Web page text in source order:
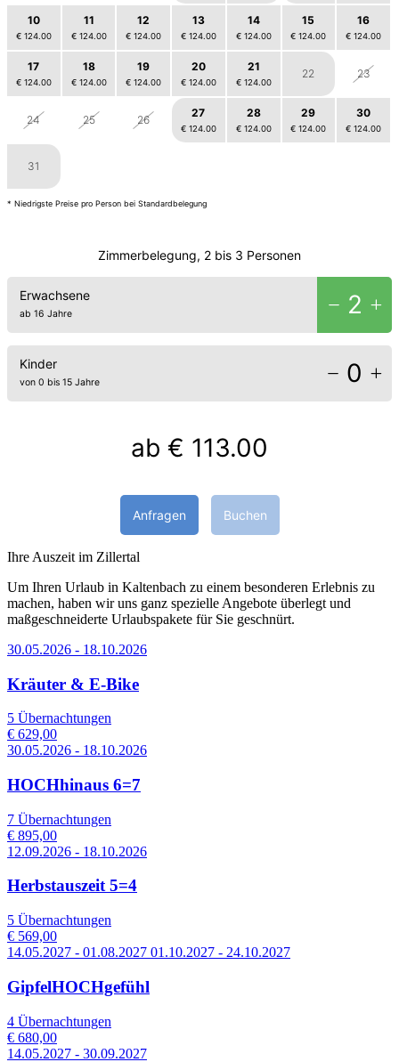
10
€ 124.00
11
€ 124.00
12
€ 124.00
13
€ 124.00
14
€ 124.00
15
€ 124.00
16
€ 124.00
17
€ 124.00
18
€ 124.00
19
€ 124.00
20
€ 124.00
21
€ 124.00
22 23
24 25 26
27
€ 124.00
28
€ 124.00
29
€ 124.00
30
€ 124.00
31
* Niedrigste Preise pro Person bei Standardbelegung
Zimmerbelegung, 2 bis 3 Personen
Erwachsene
ab 16 Jahre 2
Kinder
von 0 bis 15 Jahre 0
ab € 113.00
Anfragen Buchen
Ihre Auszeit im Zillertal
Um Ihren Urlaub in Kaltenbach zu einem besonderen Erlebnis zu
machen, haben wir uns ganz spezielle Angebote überlegt und
maßgeschneiderte Urlaubspakete für Sie geschnürt.
30.05.2026 - 18.10.2026
Kräuter & E-Bike
5 Übernachtungen
€ 629,00
30.05.2026 - 18.10.2026
HOCHhinaus 6=7
7 Übernachtungen
€ 895,00
12.09.2026 - 18.10.2026
Herbstauszeit 5=4
5 Übernachtungen
€ 569,00
14.05.2027 - 01.08.2027 01.10.2027 - 24.10.2027
GipfelHOCHgefühl
4 Übernachtungen
€ 680,00
14.05.2027 - 30.09.2027